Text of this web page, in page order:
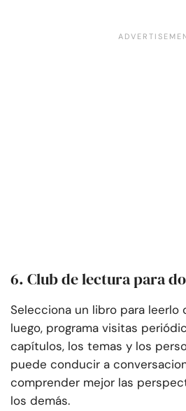
6. Club de lectura para
Selecciona un libro para leerlo
luego, programa visitas
capítulos, los temas y los
puede conducir a
comprender mejor las
los demás.